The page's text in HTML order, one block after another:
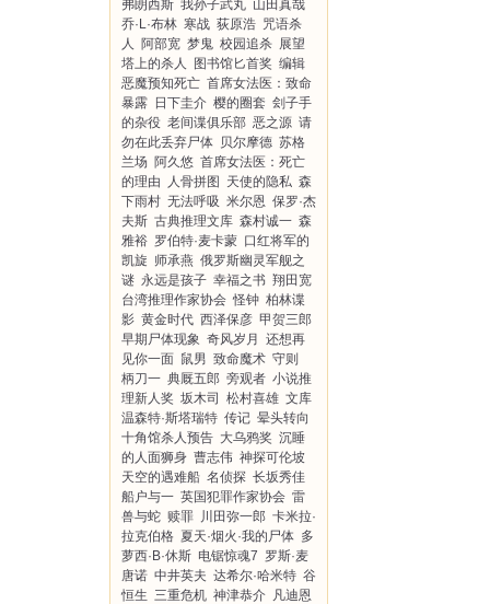
弗朗西斯 我孙子武丸 山田真哉
乔·L·布林 寒战 荻原浩 咒语杀
人
阿部宽 梦鬼 校园追杀 展望
塔上的杀人
图书馆匕首奖 编辑
恶魔预知死亡 首席女法医：致命
暴露 日下圭介 樱的圈套 刽子手
的杂役 老间谍俱乐部 恶之源 请
勿在此丢弃尸体 贝尔摩德 苏格
兰场 阿久悠 首席女法医：死亡
的理由
人骨拼图 天使的隐私 森
下雨村 无法呼吸 米尔恩 保罗·杰
夫斯 古典推理文库 森村诚一 森
雅裕 罗伯特·麦卡蒙 口红将军的
凯旋 师承燕 俄罗斯幽灵军舰之
谜 永远是孩子 幸福之书 翔田宽
台湾推理作家协会 怪钟 柏林谍
影 黄金时代 西泽保彦 甲贺三郎
早期尸体现象 奇风岁月
还想再
见你一面 鼠男 致命魔术 守则
柄刀一 典厩五郎 旁观者 小说推
理新人奖 坂木司 松村喜雄 文库
温森特·斯塔瑞特 传记 晕头转向
十角馆杀人预告 大乌鸦奖 沉睡
的人面狮身 曹志伟 神探可伦坡
天空的遇难船 名侦探 长坂秀佳
船户与一 英国犯罪作家协会 雷
兽与蛇 赎罪 川田弥一郎 卡米拉·
拉克伯格 夏天·烟火·我的尸体 多
萝西·B·休斯 电锯惊魂7 罗斯·麦
唐诺 中井英夫 达希尔·哈米特 谷
恒生 三重危机 神津恭介 凡迪恩